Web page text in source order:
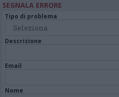
SEGNALA ERRORE
Tipo di problema
Descrizione
Email
Nome